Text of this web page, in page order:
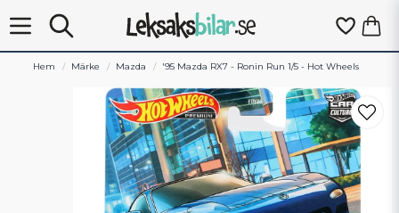
Hem Märke Mazda '95 Mazda RX7 - Ronin Run 1/5 - Hot Wheels